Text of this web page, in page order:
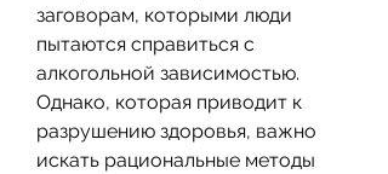
заговорам, которыми люди
пытаются справиться с
алкогольной зависимостью.
Однако, которая приводит к
разрушению здоровья, важно
искать рациональные методы